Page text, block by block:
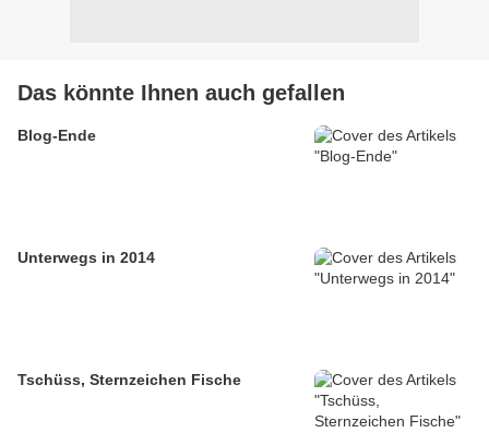
Das könnte Ihnen auch gefallen
Blog-Ende
Unterwegs in 2014
Tschüss, Sternzeichen Fische